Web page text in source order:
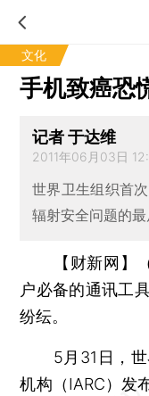
文化
手机致癌恐
记者 于达维
2011年06月03日
世界卫生组织首
辐射安全问题的
【财新网】
户必备的通讯工
纷纭。
5月31日，世
机构（IARC）发